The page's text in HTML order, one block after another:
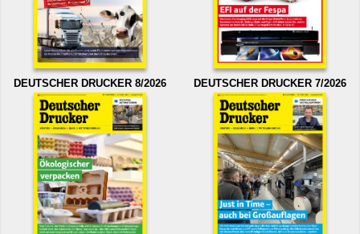
DEUTSCHER DRUCKER 8/2026 DEUTSCHER DRUCKER 7/2026